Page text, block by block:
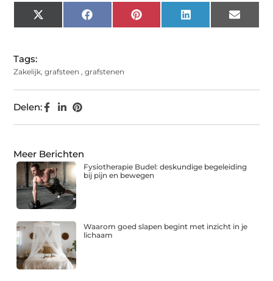
X
(Twitter)
Facebook Pinterest LinkedIn Email
Tags:
Zakelijk,grafsteen ,grafstenen
Delen:
Meer Berichten
Fysiotherapie Budel: deskundige begeleiding
bij pijn en bewegen
Waarom goed slapen begint met inzicht in je
lichaam